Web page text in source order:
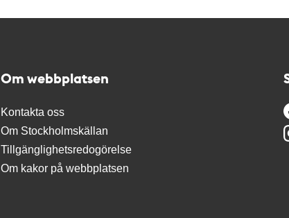
Om webbplatsen
Kontakta oss
Om Stockholmskällan
Tillgänglighetsredogörelse
Om kakor på webbplatsen